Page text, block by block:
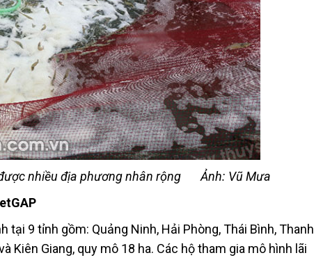
nhiều địa phương nhân rộng
Ảnh: Vũ Mưa
9 tỉnh gồm: Quảng Ninh, Hải Phòng, Thái Bình, Thanh
Kiên Giang, quy mô 18 ha. Các hộ tham gia mô hình lãi